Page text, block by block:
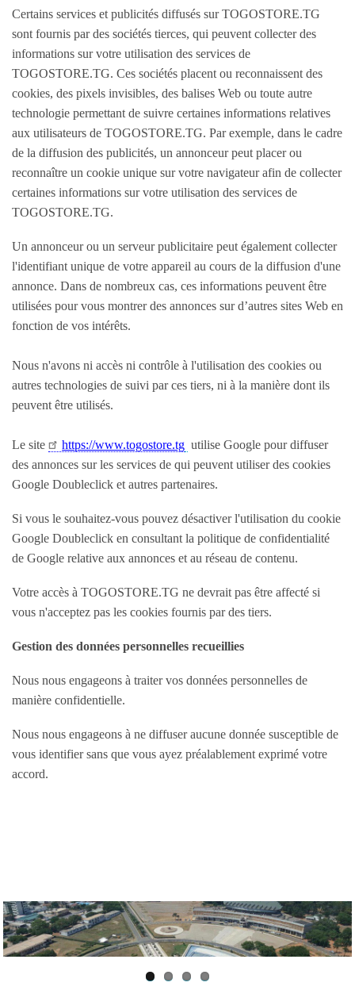
Demande de stage
Travail Indépendant
MODE
Vêtements Femme
Vêtements Homme
Vêtements Enfant
Accessoires Bébé
Montres et Bijoux
Maroquinerie
Cosmétiques/Parfums
SERVICES
Offres de Formations
Ménage - Repassage
Garde Enfants
Prestation de Services
Travaux divers
Artisants - Dépannage
Déménagements
Evénementiel
Santé - Yoga - Forme
Certains services et publicités diffusés sur TOGOSTORE.TG
sont fournis par des sociétés tierces, qui peuvent collecter des
informations sur votre utilisation des services de
TOGOSTORE.TG. Ces sociétés placent ou reconnaissent des
cookies, des pixels invisibles, des balises Web ou toute autre
technologie permettant de suivre certaines informations relatives
aux utilisateurs de TOGOSTORE.TG. Par exemple, dans le cadre
de la diffusion des publicités, un annonceur peut placer ou
reconnaître un cookie unique sur votre navigateur afin de collecter
certaines informations sur votre utilisation des services de
TOGOSTORE.TG.
Un annonceur ou un serveur publicitaire peut également collecter
l'identifiant unique de votre appareil au cours de la diffusion d'une
annonce. Dans de nombreux cas, ces informations peuvent être
utilisées pour vous montrer des annonces sur d’autres sites Web en
fonction de vos intérêts.
Nous n'avons ni accès ni contrôle à l'utilisation des cookies ou
autres technologies de suivi par ces tiers, ni à la manière dont ils
peuvent être utilisés.
Le site https://www.togostore.tg utilise Google pour diffuser
des annonces sur les services de qui peuvent utiliser des cookies
Google Doubleclick et autres partenaires.
Si vous le souhaitez-vous pouvez désactiver l'utilisation du cookie
Google Doubleclick en consultant la politique de confidentialité
de Google relative aux annonces et au réseau de contenu.
Votre accès à TOGOSTORE.TG ne devrait pas être affecté si
vous n'acceptez pas les cookies fournis par des tiers.
Gestion des données personnelles recueillies
Nous nous engageons à traiter vos données personnelles de
manière confidentielle.
Nous nous engageons à ne diffuser aucune donnée susceptible de
vous identifier sans que vous ayez préalablement exprimé votre
accord.